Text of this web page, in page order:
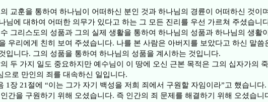
교훈을 통하여 하나님이 어떠하신 분인 것과 하나님의 경륜이 어떠하신 것이
님에 대하여 어떠한 의무가 있다고 하는 그 모든 진리를 우선 가르쳐 주셨습니
그리스도의 성품과 그의 실제 생활을 통하여 하나님의 성품과 하나님의 생활
우리에게 친히 보여 주셨습니다. 나를 본 사람은 아버지를 보았다고 하신 말씀
입니다. 그의 성품을 통하여 하나님의 성품을 계시하는 것입니다.
두 가지 일도 중요하지만 예수님이 이 땅에 오신 근본 목적은 그의 십자가의
으로 만인의 죄를 대속하신 일입니다.
1장 21절에 “이는 그가 자기 백성을 저희 죄에서 구원할 자임이라”고 했습니다
간을 구원하기 위해 오셨습니다. 즉 인간의 죄 문제를 해결하기 위해 오셨습니